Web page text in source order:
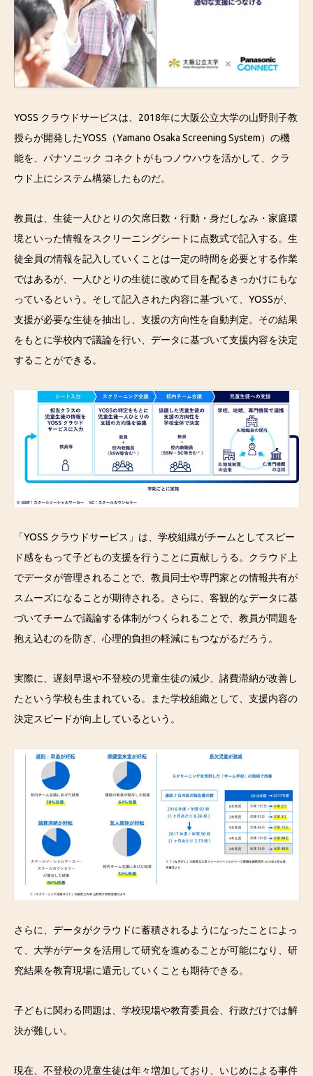
YOSS クラウドサービスは、2018年に大阪公立大学の山野則子教
授らが開発したYOSS（Yamano Osaka Screening System）の機
能を、パナソニック コネクトがもつノウハウを活かして、クラ
ウド上にシステム構築したものだ。
教員は、生徒一人ひとりの欠席日数・行動・身だしなみ・家庭環
境といった情報をスクリーニングシートに点数式で記入する。生
徒全員の情報を記入していくことは一定の時間を必要とする作業
ではあるが、一人ひとりの生徒に改めて目を配るきっかけにもな
っているという。そして記入された内容に基づいて、YOSSが、
支援が必要な生徒を抽出し、支援の方向性を自動判定。その結果
をもとに学校内で議論を行い、データに基づいて支援内容を決定
することができる。
「YOSS クラウドサービス」は、学校組織がチームとしてスピー
ド感をもって子どもの支援を行うことに貢献しうる。クラウド上
でデータが管理されることで、教員同士や専門家との情報共有が
スムーズになることが期待される。さらに、客観的なデータに基
づいてチームで議論する体制がつくられることで、教員が問題を
抱え込むのを防ぎ、心理的負担の軽減にもつながるだろう。
実際に、遅刻早退や不登校の児童生徒の減少、諸費滞納が改善し
たという学校も生まれている。また学校組織として、支援内容の
決定スピードが向上しているという。
さらに、データがクラウドに蓄積されるようになったことによっ
て、大学がデータを活用して研究を進めることが可能になり、研
究結果を教育現場に還元していくことも期待できる。
子どもに関わる問題は、学校現場や教育委員会、行政だけでは解
決が難しい。
現在、不登校の児童生徒は年々増加しており、いじめによる事件